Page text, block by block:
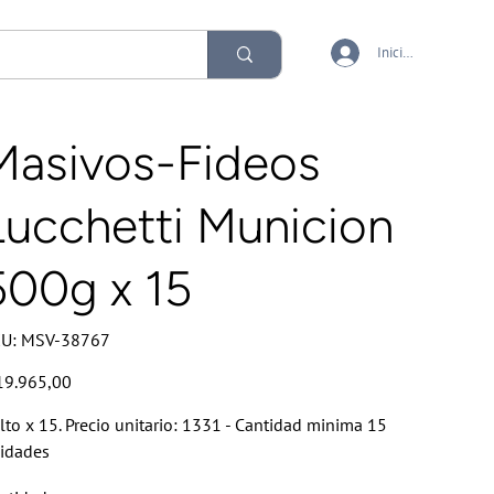
Iniciar sesión
Fideos
Municion
x 15
SKU
MSV-
MSV-38767
x 15. Precio unitario: 1331 - Cantidad minima 15